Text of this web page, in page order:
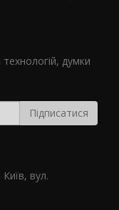
думки
вул.